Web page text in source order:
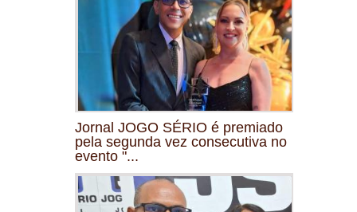
Jornal JOGO SÉRIO é premiado
pela segunda vez consecutiva no
evento "...